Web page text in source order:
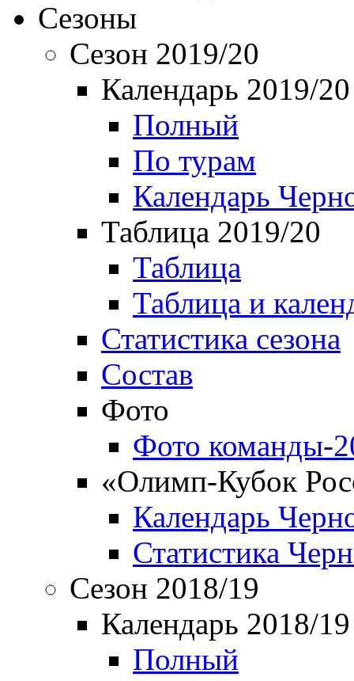
Сезоны
Сезон 2019/20
Календарь 2019/20
Полный
По турам
Календарь
Таблица 2019/20
Таблица
Таблица и
Статистика сезона
Состав
Фото
Фото команды-
«Олимп-Кубок
Календарь
Статистика
Сезон 2018/19
Календарь 2018/19
Полный